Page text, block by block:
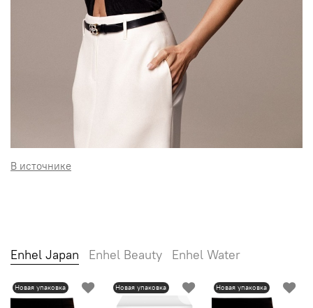
В источнике
Enhel Japan Enhel Beauty Enhel Water
Новая упаковка Новая упаковка Новая упаковка